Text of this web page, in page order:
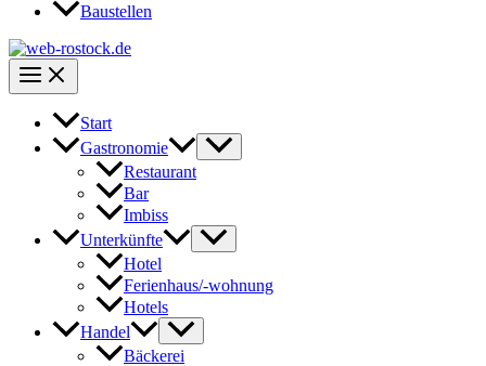
Baustellen
Start
Gastronomie
Restaurant
Bar
Imbiss
Unterkünfte
Hotel
Ferienhaus/-wohnung
Hotels
Handel
Bäckerei